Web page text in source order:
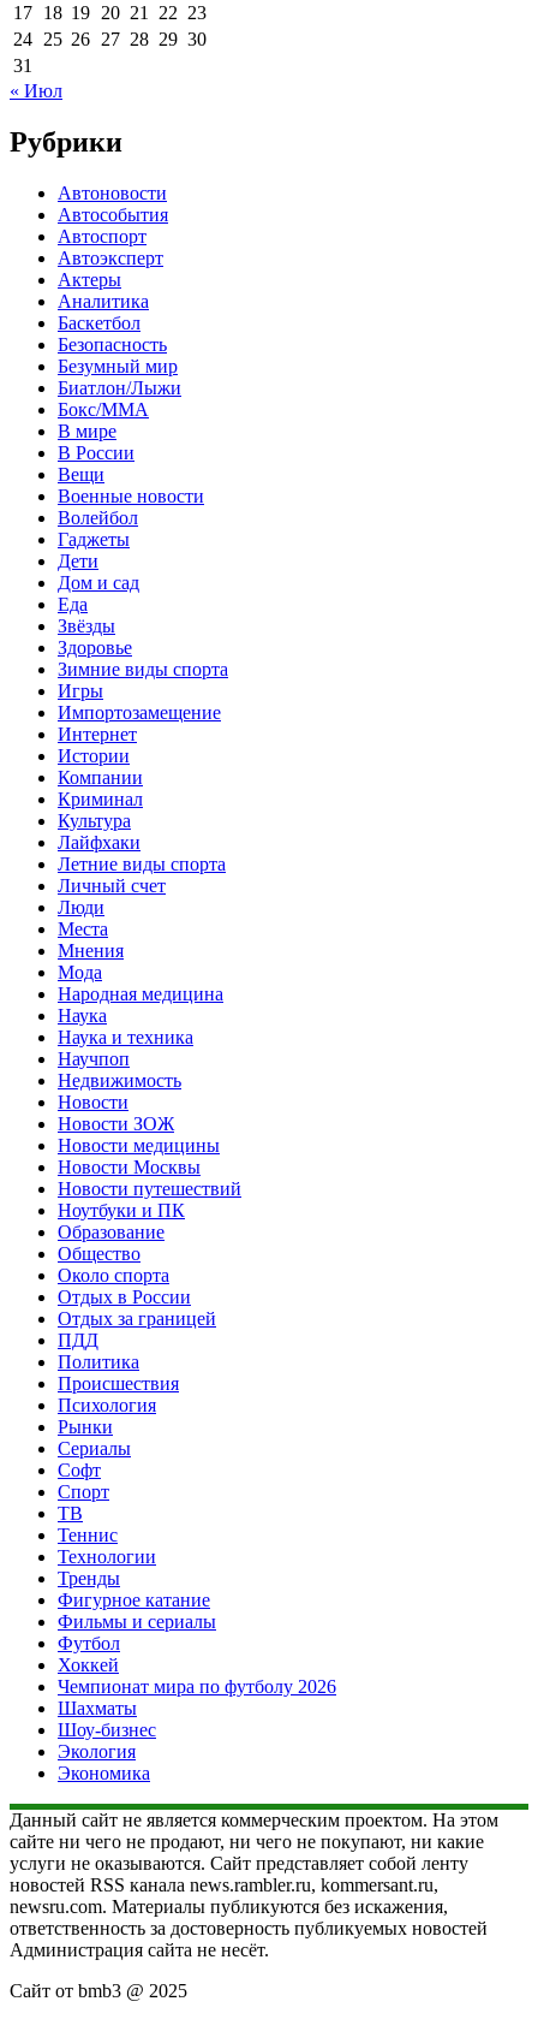
17 18 19 20 21 22 23
24 25 26 27 28 29 30
31
« Июл
Рубрики
Автоновости
Автособытия
Автоспорт
Автоэксперт
Актеры
Аналитика
Баскетбол
Безопасность
Безумный мир
Биатлон/Лыжи
Бокс/MMA
В мире
В России
Вещи
Военные новости
Волейбол
Гаджеты
Дети
Дом и сад
Еда
Звёзды
Здоровье
Зимние виды спорта
Игры
Импортозамещение
Интернет
Истории
Компании
Криминал
Культура
Лайфхаки
Летние виды спорта
Личный счет
Люди
Места
Мнения
Мода
Народная медицина
Наука
Наука и техника
Научпоп
Недвижимость
Новости
Новости ЗОЖ
Новости медицины
Новости Москвы
Новости путешествий
Ноутбуки и ПК
Образование
Общество
Около спорта
Отдых в России
Отдых за границей
ПДД
Политика
Происшествия
Психология
Рынки
Сериалы
Софт
Спорт
ТВ
Теннис
Технологии
Тренды
Фигурное катание
Фильмы и сериалы
Футбол
Хоккей
Чемпионат мира по футболу 2026
Шахматы
Шоу-бизнес
Экология
Экономика
Данный сайт не является коммерческим проектом. На этом
сайте ни чего не продают, ни чего не покупают, ни какие
услуги не оказываются. Сайт представляет собой ленту
новостей RSS канала news.rambler.ru, kommersant.ru,
newsru.com. Материалы публикуются без искажения,
ответственность за достоверность публикуемых новостей
Администрация сайта не несёт.
Сайт от bmb3 @ 2025